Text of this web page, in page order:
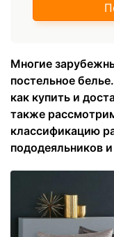
Многие
постельное
как купить и
также
классификацию
пододеяльников